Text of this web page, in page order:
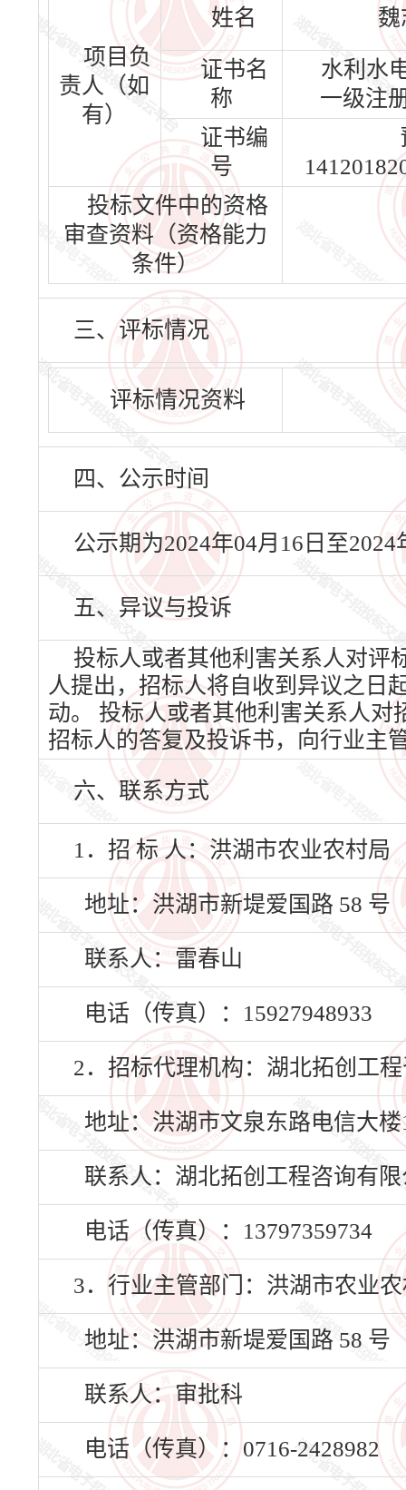
项目负
责人（如
有）
姓名 魏
证书名
称
水利水
一级注
证书编
号
投标文件中的资格
审查资料（资格能力
条件）
三、评标情况
评标情况资料
四、公示时间
公示期为2024年04月16日至
五、异议与投诉
投标人或者其他利害关系人对评
人提出，招标人将自收到异议之日
动。 投标人或者其他利害关系人
招标人的答复及投诉书，向行业主
六、联系方式
1．招 标 人：洪湖市农业农村局
地址：洪湖市新堤爱国路 58 号
联系人：雷春山
电话（传真）：15927948933
2．招标代理机构：湖北拓创工
地址：洪湖市文泉东路电信大楼
联系人：湖北拓创工程咨询有
电话（传真）：13797359734
3．行业主管部门：洪湖市农业
地址：洪湖市新堤爱国路 58 号
联系人：审批科
电话（传真）：0716-2428982